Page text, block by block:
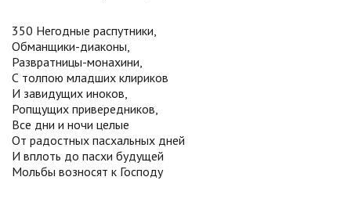
350 Негодные распутники,
Обманщики-диаконы,
Развратницы-монахини,
С толпою младших клириков
И завидущих иноков,
Ропщущих привередников,
Все дни и ночи целые
От радостных пасхальных дней
И вплоть до пасхи будущей
Мольбы возносят к Господу